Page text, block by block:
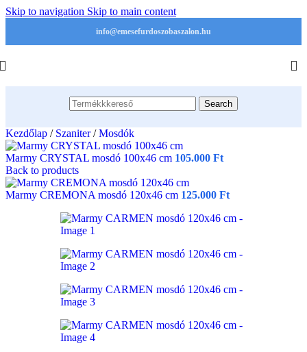
Skip to navigation Skip to main content
info@emesefurdoszobaszalon.hu
Search
Kezdőlap / Szaniter/ Mosdók
Marmy CRYSTAL mosdó 100x46 cm 105.000 Ft
Back to products
Marmy CREMONA mosdó 120x46 cm 125.000 Ft